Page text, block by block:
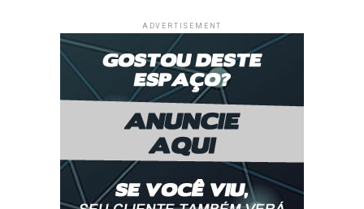
ADVERTISEMENT